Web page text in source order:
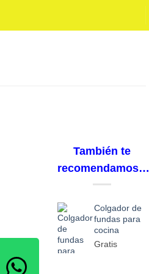
También te
recomendamos…
Colgador de
fundas para
cocina
Gratis